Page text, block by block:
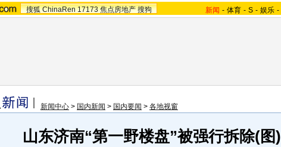
搜狐 ChinaRen 17173 焦点房地产 搜狗 新闻 - 体育 - S - 娱乐 -
新闻中心 > 国内新闻 > 国内要闻 > 各地视窗
山东济南“第一野楼盘”被强行拆除(图)